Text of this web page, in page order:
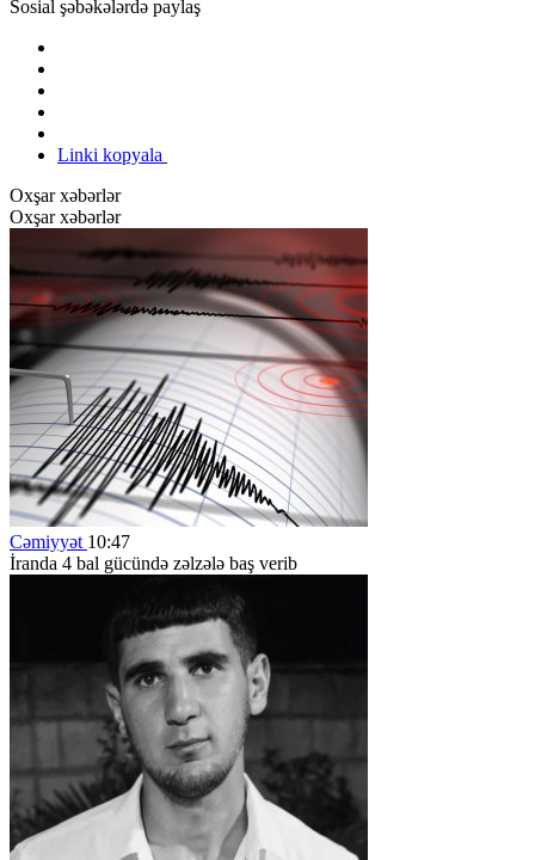
Sosial şəbəkələrdə paylaş
Linki kopyala
Oxşar xəbərlər
Oxşar xəbərlər
Cəmiyyət 10:47
İranda 4 bal gücündə zəlzələ baş verib